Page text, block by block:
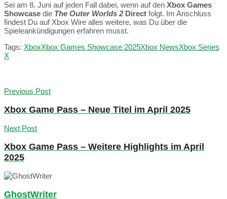
Sei am 8. Juni auf jeden Fall dabei, wenn auf den Xbox Games
Showcase die The Outer Worlds 2Direct folgt. Im Anschluss
findest Du auf Xbox Wire alles weitere, was Du über die
Spieleankündigungen erfahren musst.
Tags: XboxXbox Games Showcase 2025Xbox NewsXbox Series
X
Previous Post
Xbox Game Pass – Neue Titel im April 2025
Next Post
Xbox Game Pass – Weitere Highlights im April
2025
GhostWriter